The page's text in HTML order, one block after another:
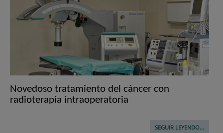
Novedoso tratamiento del cáncer con
radioterapia intraoperatoria
SEGUIR LEYENDO...